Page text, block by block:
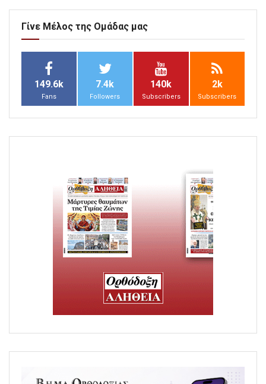
Γίνε Μέλος της Ομάδας μας
149.6k
Fans
7.4k
Followers
140k
Subscribers
2k
Subscribers